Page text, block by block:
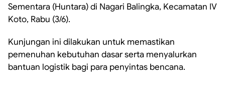
Sementara (Huntara) di Nagari Balingka, Kecamatan IV
Koto, Rabu (3/6).
Kunjungan ini dilakukan untuk memastikan
pemenuhan kebutuhan dasar serta menyalurkan
bantuan logistik bagi para penyintas bencana.